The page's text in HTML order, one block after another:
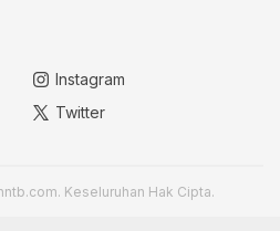
Instagram
Twitter
Keseluruhan Hak Cipta.